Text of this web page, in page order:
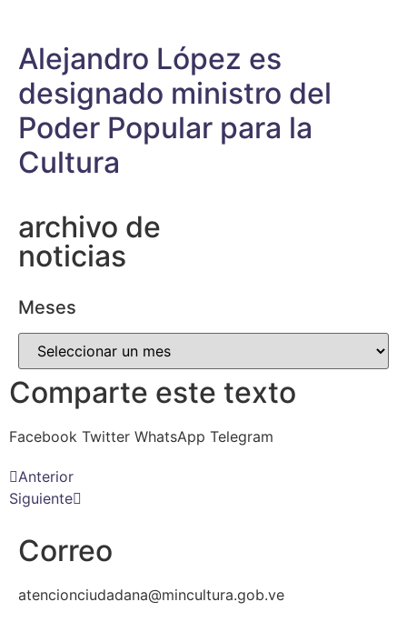
Alejandro López es
designado ministro del
Poder Popular para la
Cultura
archivo de
noticias
Meses
Comparte este texto
Facebook Twitter WhatsApp Telegram
Anterior
Siguiente
Correo
atencionciudadana@mincultura.gob.ve